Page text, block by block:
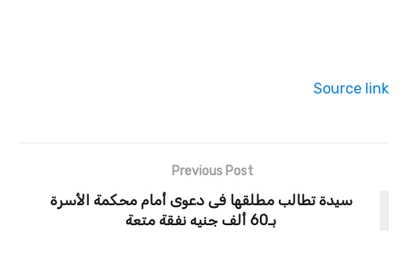
Source link
Previous Post
سيدة تطالب مطلقها فى دعوى أمام محكمة الأسرة
بـ60 ألف جنيه نفقة متعة